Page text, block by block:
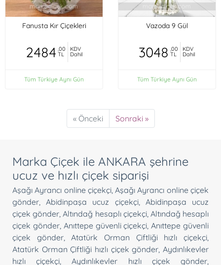
Fanusta Kır Çiçekleri
2484 ,00
TL
KDV
Dahil
Tüm Türkiye Aynı Gün
Vazoda 9 Gül
3048 ,00
TL
KDV
Dahil
Tüm Türkiye Aynı Gün
« Önceki Sonraki »
Marka Çiçek ile ANKARA şehrine
ucuz ve hızlı çiçek siparişi
Aşağı Ayrancı online çiçekçi,Aşağı Ayrancı online çiçek
gönder ,Abidinpaşa ucuz çiçekçi, Abidinpaşa ucuz
çiçek gönder ,Altındağ hesaplı çiçekçi, Altındağ hesaplı
çiçek gönder, Anıttepe güvenli çiçekçi ,Anıttepe güvenli
çiçek gönder,Atatürk Orman Çiftliği hızlı çiçekçi
Atatürk Orman Çiftliği hızlı çiçek gönder ,Aydınlıkevler
hızlı çiçekçi ,Aydınlıkevler hızlı çiçek gönder